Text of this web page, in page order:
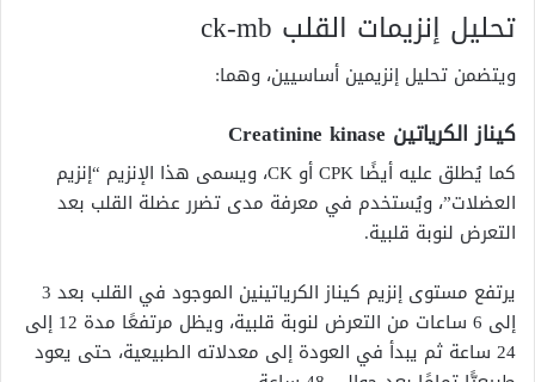
تحليل إنزيمات القلب ck-mb
ويتضمن تحليل إنزيمين أساسيين، وهما:
كيناز الكرياتين Creatinine kinase
كما يُطلق عليه أيضًا CPK أو CK، ويسمى هذا الإنزيم “إنزيم
العضلات”، ويُستخدم في معرفة مدى تضرر عضلة القلب بعد
التعرض لنوبة قلبية.
يرتفع مستوى إنزيم كيناز الكرياتينين الموجود في القلب بعد 3
إلى 6 ساعات من التعرض لنوبة قلبية، ويظل مرتفعًا مدة 12 إلى
24 ساعة ثم يبدأ في العودة إلى معدلاته الطبيعية، حتى يعود